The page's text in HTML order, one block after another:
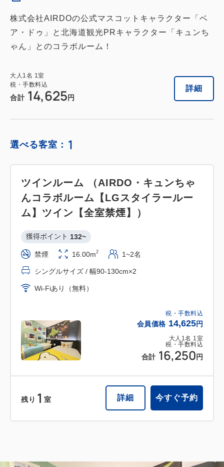
株式会社AIRDOの公式マスコットキャラクター「ベ
ア・ドゥ」と北海道観光PRキャラクター「キュンち
ゃん」とのコラボルーム！
大人 1 名 1 室
税・手数料込
合計 14,625 円
詳細
選べる客室： 1
税・手数料込
会員価格 14,625円
大人 1 名 1 室
税・手数料込
合計 16,250 円
ツインルーム （AIRDO・キュンちゃ
んコラボルーム【LGスタイラールー
ム】ツイン【全室禁煙】）
獲得ポイント 132~
禁煙 16.00m2 1~2名
シングルサイズ / 幅90-130cm×2
Wi-Fiあり（無料）
残り 1 室 詳細 今すぐ予約